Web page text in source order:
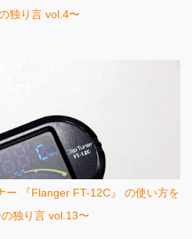
独り言 vol.4〜
ー 『Flanger FT-12C』 の使い方を
独り言 vol.13〜